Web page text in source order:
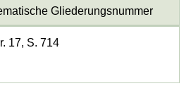
Gliederungsnummer
17, S. 714